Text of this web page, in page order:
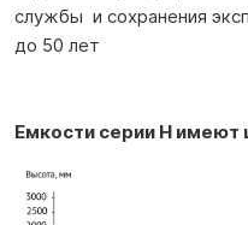
службы и сохранения
до 50 лет
Емкости серии H